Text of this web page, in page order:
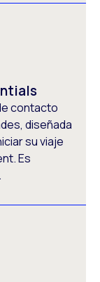
contacto
diseñada
su viaje
Es